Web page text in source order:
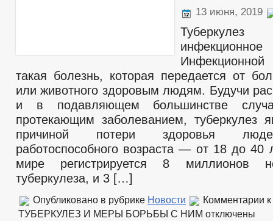
13 июня, 2019
такая болезнь, которая передается от
или животного здоровым людям. Будучи
и в подавляющем большинстве
протекающим заболеванием, туберкулез
причиной потери здоровья
работоспособного возраста — от 18 до 40
мире регистрируется 8 миллионов
туберкулеза, и 3 […]
Опубликовано в рубрике Новости Комментарии
ТУБЕРКУЛЕЗ И МЕРЫ БОРЬБЫ С НИМ отключены